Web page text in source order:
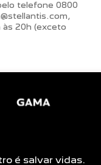
telefone 0800
às 20h (exceto
é salvar vidas.